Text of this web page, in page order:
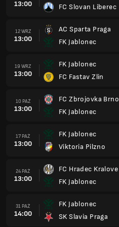
13:00 FC Slovan Liberec
12 WRZ
13:00
AC Sparta Praga
FK Jablonec
19 WRZ
13:00
FK Jablonec
FC Fastav Zlin
10 PAŹ
13:00
FC Zbrojovka Brno
FK Jablonec
17 PAŹ
13:00
FK Jablonec
Viktoria Pilzno
24 PAŹ
13:00
FC Hradec Kralove
FK Jablonec
31 PAŹ
14:00
FK Jablonec
SK Slavia Praga